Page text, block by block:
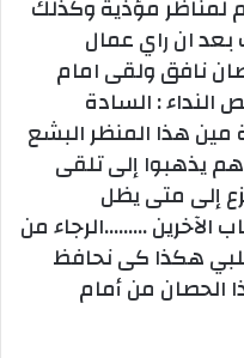
لمناظر مؤذية وكذلك
ان راي عمال
نافق ولقى امام
النداء : السادة
هذا المنظر البشع
يذهبوا إلى تلقى
إلى متى يظل
………الرجاء من
هكذا كى نحافظ
الحصان من أمام